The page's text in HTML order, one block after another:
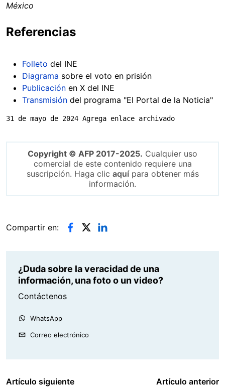
México
Referencias
Folleto del INE
Diagrama sobre el voto en prisión
Publicación en X del INE
Transmisión del programa "El Portal de la Noticia"
31 de mayo de 2024 Agrega enlace archivado
Copyright © AFP 2017-2025. Cualquier uso
comercial de este contenido requiere una
suscripción. Haga clic aquípara obtener más
información.
Compartir en:
¿Duda sobre la veracidad de una
información, una foto o un video?
Contáctenos
WhatsApp
Correo electrónico
Artículo siguiente Artículo anterior